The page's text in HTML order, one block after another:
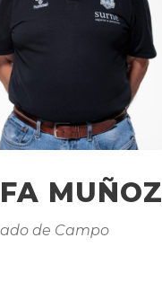
MUÑOZ
de Campo